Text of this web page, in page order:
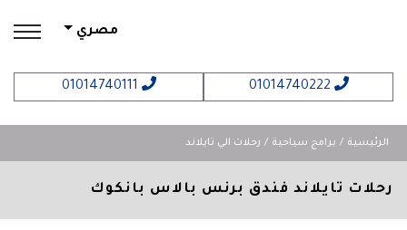
مصري
الرئيسية برامج سياحية رحلات الي تايلاند
رحلات تايلاند فندق برنس بالاس بانكوك